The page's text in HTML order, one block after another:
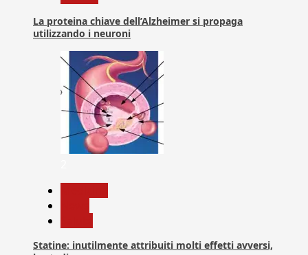
La proteina chiave dell’Alzheimer si propaga
utilizzando i neuroni
Statine: inutilmente attribuiti molti effetti avversi,